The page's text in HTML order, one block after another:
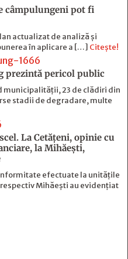
câmpulungeni pot fi
actualizat de analiză și
în aplicare a […] Citește!
prezintă pericol public
municipalității, 23 de clădiri din
stadii de degradare, multe
La Cetăţeni, opinie cu
la Mihăeşti,
efectuate la unitățile
Mihăești au evidențiat